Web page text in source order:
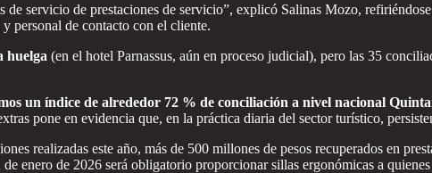
servicio de prestaciones de servicio”, explicó Salinas Mozo,
personal de contacto con el cliente.
huelga (en el hotel Parnassus, aún en proceso judicial), pero las 35
un índice de alrededor 72 % de conciliación a nivel nacional
pone en evidencia que, en la práctica diaria del sector turístico,
realizadas este año, más de 500 millones de pesos recuperados en
enero de 2026 será obligatorio proporcionar sillas ergonómicas a